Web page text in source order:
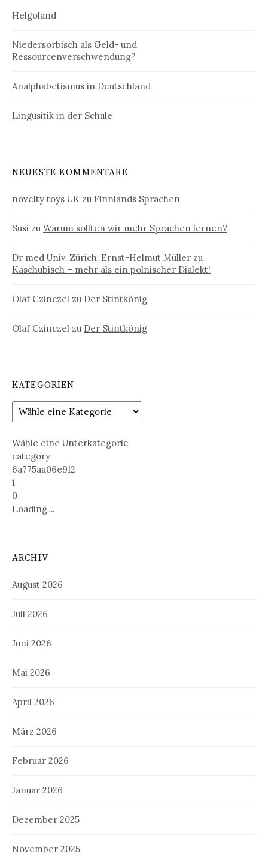
Helgoland
Niedersorbisch als Geld- und
Ressourcenverschwendung?
Analphabetismus in Deutschland
Lingusitik in der Schule
NEUESTE KOMMENTARE
novelty toys UK zu Finnlands Sprachen
Susi zu Warum sollten wir mehr Sprachen lernen?
Dr med Univ. Zürich. Ernst-Helmut Müller zu
Kaschubisch – mehr als ein polnischer Dialekt!
Olaf Czinczel zu Der Stintkönig
Olaf Czinczel zu Der Stintkönig
KATEGORIEN
Wähle eine Unterkategorie
category
6a775aa06e912
1
0
Loading....
ARCHIV
August 2026
Juli 2026
Juni 2026
Mai 2026
April 2026
März 2026
Februar 2026
Januar 2026
Dezember 2025
November 2025